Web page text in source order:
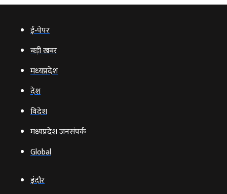
ई‑पेपर
बड़ी खबर
मध्‍यप्रदेश
देश
विदेश
मध्यप्रदेश जनसंपर्क
Global
इंदौर